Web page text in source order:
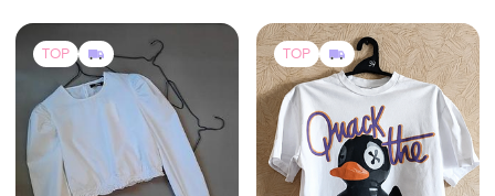
TOP TOP